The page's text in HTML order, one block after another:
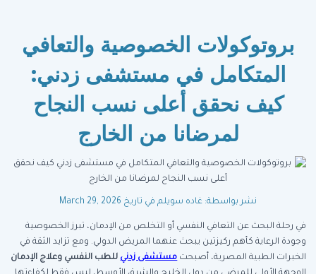
بروتوكولات الخصوصية والتعافي
المتكامل في مستشفى زدني:
كيف نحقق أعلى نسب النجاح
لمرضانا من الخارج
نشر بواسطة: غاده سويلم في تاريخ March 29, 2026
في رحلة البحث عن التعافي النفسي أو التخلص من الإدمان، تبرز الخصوصية
وجودة الرعاية كأهم ركيزتين يبحث عنهما المريض الدولي. ومع تزايد الثقة في
الخبرات الطبية المصرية، أصبحتمستشفى زدنيللطب النفسي وعلاج الإدمان